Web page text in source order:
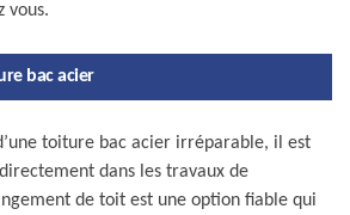
vous.
bac acier
toiture bac acier irréparable, il est
dans les travaux de
de toit est une option fiable qui